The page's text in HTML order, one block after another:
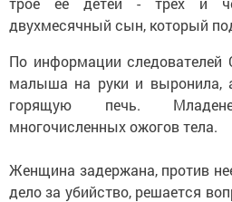
двухмесячный сын, который
По информации следователей
малыша на руки и выронила,
горящую печь.
многочисленных ожогов тела.
Женщина задержана, против
дело за убийство, решается